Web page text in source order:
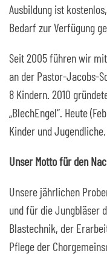
Ausbildung ist
Bedarf zur Verfügung
Seit 2005 führen wir
an der Pastor-Jacobs-
8 Kindern. 2010
„BlechEngel“. Heute
Kinder und Jugendliche.
Unser Motto für den
Unsere jährlichen
und für die Jungbläser
Blastechnik, der
Pflege der